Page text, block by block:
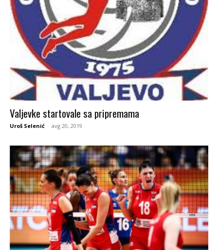
Valjevke startovale sa pripremama
Uroš Selenić - avg 20, 2019